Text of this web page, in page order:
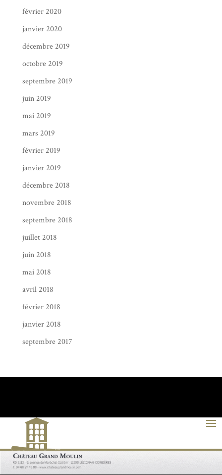
février 2020
janvier 2020
décembre 2019
octobre 2019
septembre 2019
juin 2019
mai 2019
mars 2019
février 2019
janvier 2019
décembre 2018
novembre 2018
septembre 2018
juillet 2018
juin 2018
mai 2018
avril 2018
février 2018
janvier 2018
septembre 2017